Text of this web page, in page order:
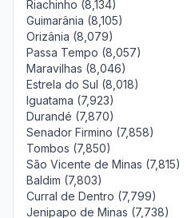
Riachinho (8,134)
Guimarânia (8,105)
Orizânia (8,079)
Passa Tempo (8,057)
Maravilhas (8,046)
Estrela do Sul (8,018)
Iguatama (7,923)
Durandé (7,870)
Senador Firmino (7,858)
Tombos (7,850)
São Vicente de Minas (7,815)
Baldim (7,803)
Curral de Dentro (7,799)
Jenipapo de Minas (7,738)